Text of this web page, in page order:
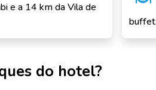
e a 14 km da Vila de
do hotel?